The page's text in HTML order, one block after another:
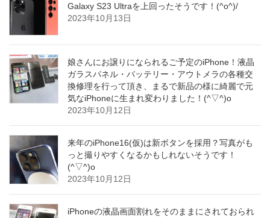
Galaxy S23 Ultraを上回ったそうです！(^o^)/
2023年10月13日
娘さんにお譲りになられるご予定のiPhone！液晶
ガラスパネル・バッテリー・アウトメラの各種交
換修理を行って頂き、まるで新品の様に綺麗で元
気なiPhoneに生まれ変わりました！(^▽^)o
2023年10月12日
来年のiPhone16(仮)は新ボタンを採用？写真がも
っと撮りやすくなるかもしれないそうです！
(^▽^)o
2023年10月12日
iPhoneの液晶画面割れをそのままにされておられ